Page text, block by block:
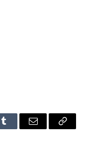
Tumblr Email
Copy